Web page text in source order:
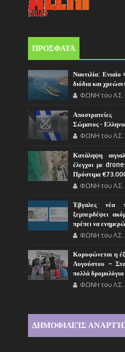
ΠΡΟΣΦΑΤΑ
Ναυτιλία:
διόδια και
ΦΩΝΗ του Λ.Σ.
Αποστρατείες
Σώματος -
ΦΩΝΗ του Λ.Σ.
Κατάληψη
έλεγχοι με
Πρόστιμα
ΦΩΝΗ του Λ.Σ.
Έβγαλες νέα
ξεμπερδέψει
πρέπει να
ΦΩΝΗ του Λ.Σ.
Κορυφώνεται η
Αυγούστου –
πολλά
ΦΩΝΗ του Λ.Σ.
ΔΗΜΟΦΙΛΕΊΣ